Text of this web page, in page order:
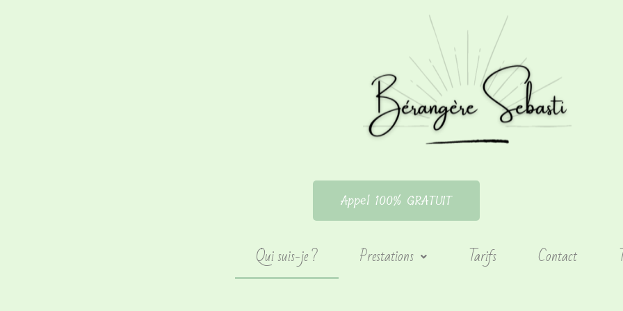
Appel 100% GRATUIT
Qui suis-je ? Prestations Tarifs Contact